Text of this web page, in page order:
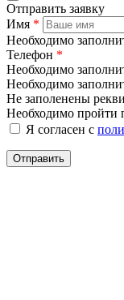
Отправить заявку
Имя *
Необходимо
Телефон *
Необходимо
Необходимо
Не заполенены
Необходимо пройти
Я согласен с
Отправить